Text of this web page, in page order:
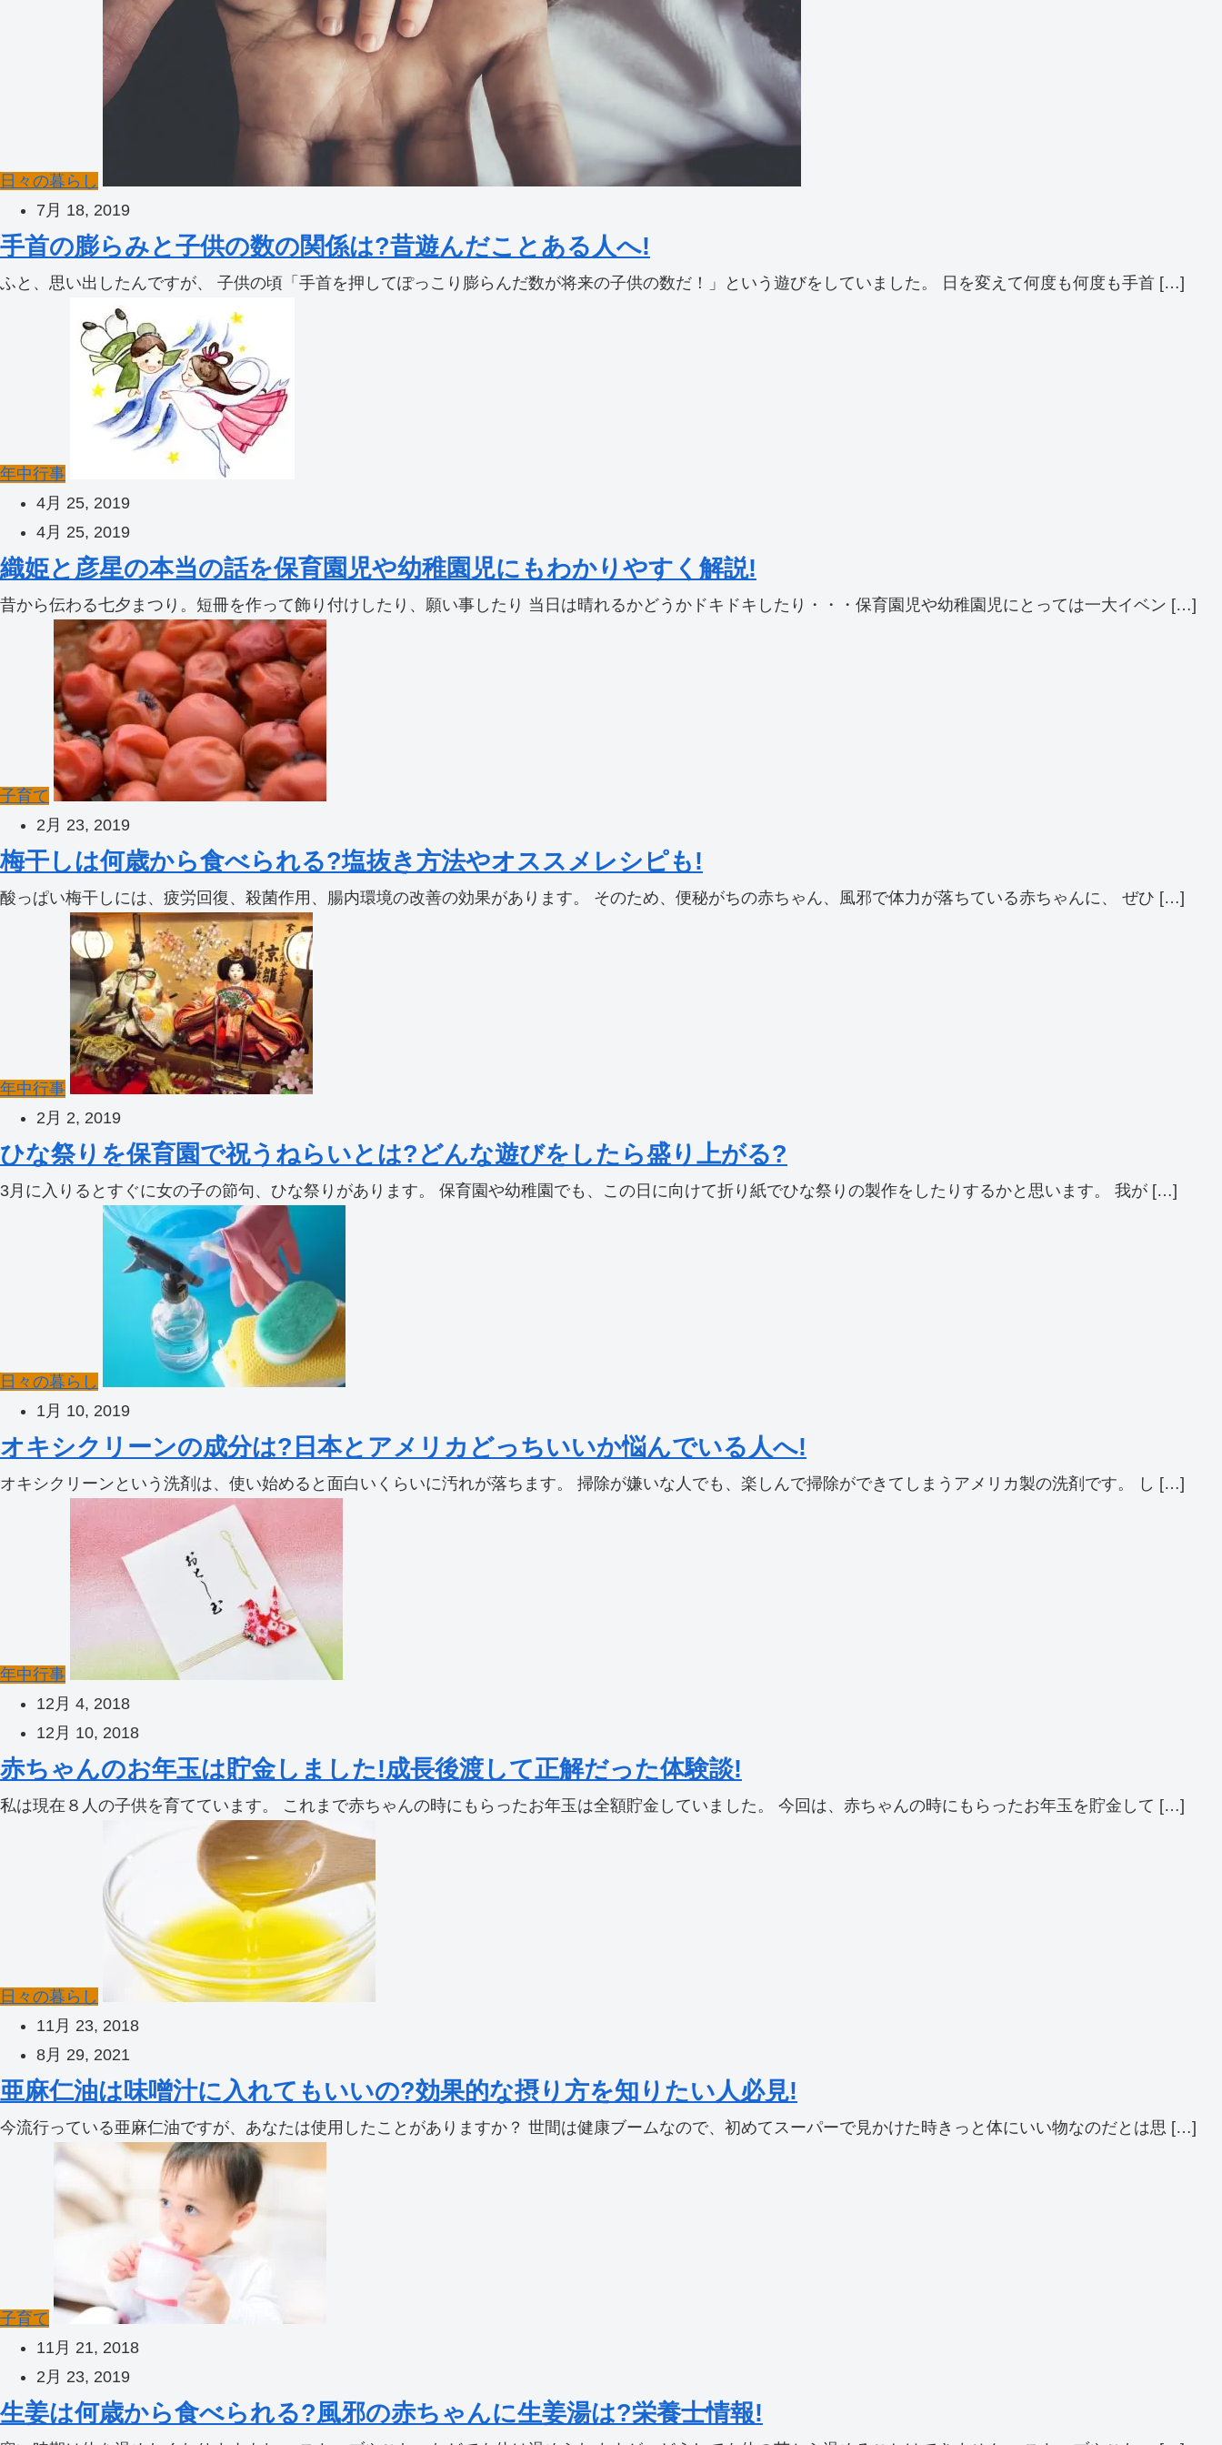
日々の暮らし
7月 18, 2019
手首の膨らみと子供の数の関係は?昔遊んだことある人へ!
ふと、思い出したんですが、 子供の頃「手首を押してぽっこり膨らんだ数が将来の子供の数だ！」という遊びをしていました。 日を変えて何度も何度も手首 […]
年中行事
4月 25, 2019
4月 25, 2019
織姫と彦星の本当の話を保育園児や幼稚園児にもわかりやすく解説!
昔から伝わる七夕まつり。短冊を作って飾り付けしたり、願い事したり 当日は晴れるかどうかドキドキしたり・・・保育園児や幼稚園児にとっては一大イベン […]
子育て
2月 23, 2019
梅干しは何歳から食べられる?塩抜き方法やオススメレシピも!
酸っぱい梅干しには、疲労回復、殺菌作用、腸内環境の改善の効果があります。 そのため、便秘がちの赤ちゃん、風邪で体力が落ちている赤ちゃんに、 ぜひ […]
年中行事
2月 2, 2019
ひな祭りを保育園で祝うねらいとは?どんな遊びをしたら盛り上がる?
3月に入りるとすぐに女の子の節句、ひな祭りがあります。 保育園や幼稚園でも、この日に向けて折り紙でひな祭りの製作をしたりするかと思います。 我が […]
日々の暮らし
1月 10, 2019
オキシクリーンの成分は?日本とアメリカどっちいいか悩んでいる人へ!
オキシクリーンという洗剤は、使い始めると面白いくらいに汚れが落ちます。 掃除が嫌いな人でも、楽しんで掃除ができてしまうアメリカ製の洗剤です。 し […]
年中行事
12月 4, 2018
12月 10, 2018
赤ちゃんのお年玉は貯金しました!成長後渡して正解だった体験談!
私は現在８人の子供を育てています。 これまで赤ちゃんの時にもらったお年玉は全額貯金していました。 今回は、赤ちゃんの時にもらったお年玉を貯金して […]
日々の暮らし
11月 23, 2018
8月 29, 2021
亜麻仁油は味噌汁に入れてもいいの?効果的な摂り方を知りたい人必見!
今流行っている亜麻仁油ですが、あなたは使用したことがありますか？ 世間は健康ブームなので、初めてスーパーで見かけた時きっと体にいい物なのだとは思 […]
子育て
11月 21, 2018
2月 23, 2019
生姜は何歳から食べられる?風邪の赤ちゃんに生姜湯は?栄養士情報!